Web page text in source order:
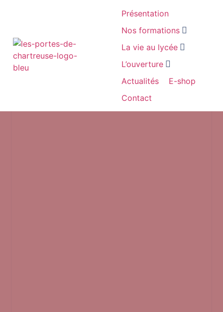
Présentation
Nos formations
La vie au lycée
L’ouverture
Actualités
E-shop
Contact